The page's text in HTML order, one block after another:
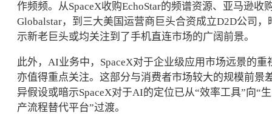
作频频。从SpaceX收购EchoStar的频谱资源、亚马逊收
Globalstar，到三大美国运营商巨头合资成立D2D公司，
示新老巨头或均关注到了手机直连市场的广阔前景。
此外，AI业务中，SpaceX对于企业级应用市场远景的重
亦值得重点关注。这部分与消费者市场较大的规模前景
异假设或暗示SpaceX对于AI的定位已从“效率工具”向“生
产流程替代平台”过渡。